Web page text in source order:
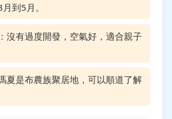
到5月。
沒有過度開發，空氣好，適合親子
夏是布農族聚居地，可以順道了解